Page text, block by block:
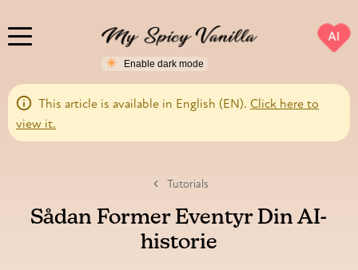
AI
This article is available in English (EN). Click here to
view it.
Tutorials
Sådan Former Eventyr Din AI-
historie